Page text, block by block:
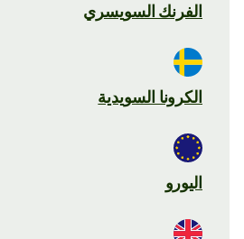
الفرنك السويسري
الكرونا السويدية
اليورو